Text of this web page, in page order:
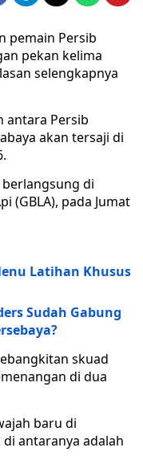
pemain Persib
pekan kelima
selengkapnya
antara Persib
akan tersaji di
berlangsung di
(GBLA), pada Jumat
Latihan Khusus
Sudah Gabung
skuad
di dua
baru di
antaranya adalah